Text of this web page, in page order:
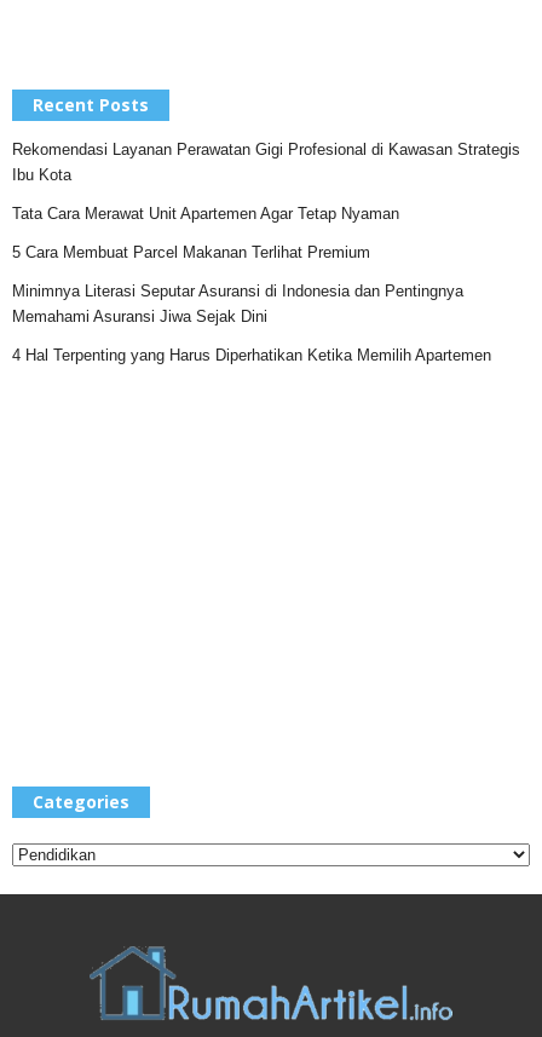
Recent Posts
Rekomendasi Layanan Perawatan Gigi Profesional di Kawasan Strategis
Ibu Kota
Tata Cara Merawat Unit Apartemen Agar Tetap Nyaman
5 Cara Membuat Parcel Makanan Terlihat Premium
Minimnya Literasi Seputar Asuransi di Indonesia dan Pentingnya
Memahami Asuransi Jiwa Sejak Dini
4 Hal Terpenting yang Harus Diperhatikan Ketika Memilih Apartemen
Categories